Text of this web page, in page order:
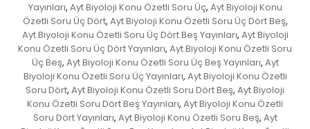
Yayınları, Ayt Biyoloji Konu Özetli Soru Üç, Ayt Biyoloji Konu
Özetli Soru Üç Dört, Ayt Biyoloji Konu Özetli Soru Üç Dört Beş,
Ayt Biyoloji Konu Özetli Soru Üç Dört Beş Yayınları, Ayt Biyoloji
Konu Özetli Soru Üç Dört Yayınları, Ayt Biyoloji Konu Özetli Soru
Üç Beş, Ayt Biyoloji Konu Özetli Soru Üç Beş Yayınları, Ayt
Biyoloji Konu Özetli Soru Üç Yayınları, Ayt Biyoloji Konu Özetli
Soru Dört, Ayt Biyoloji Konu Özetli Soru Dört Beş, Ayt Biyoloji
Konu Özetli Soru Dört Beş Yayınları, Ayt Biyoloji Konu Özetli
Soru Dört Yayınları, Ayt Biyoloji Konu Özetli Soru Beş, Ayt